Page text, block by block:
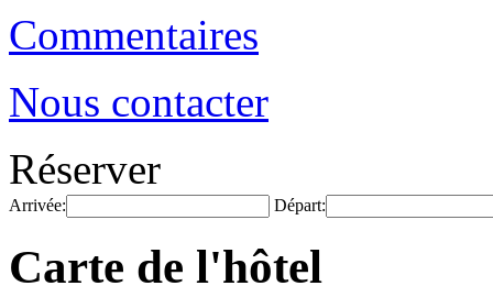
Commentaires
Nous contacter
Réserver
Arrivée: Départ:
Carte de l'hôtel